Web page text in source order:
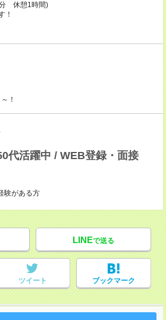
休憩1時間)
！
！
代活躍中 / WEB登録・面接
験がある方
LINEで送る
ツイート ブックマーク